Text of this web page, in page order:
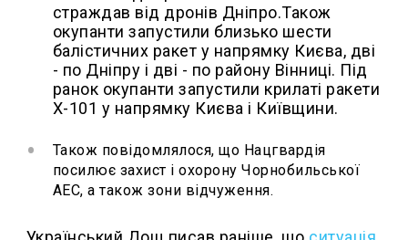
страждав від дронів Дніпро.Також
окупанти запустили близько шести
балістичних ракет у напрямку Києва, дві
- по Дніпру і дві - по району Вінниці. Під
ранок окупанти запустили крилаті ракети
Х-101 у напрямку Києва і Київщини.
Також повідомлялося, що Нацгвардія
посилює захист і охорону Чорнобильської
АЕС, а також зони відчуження.